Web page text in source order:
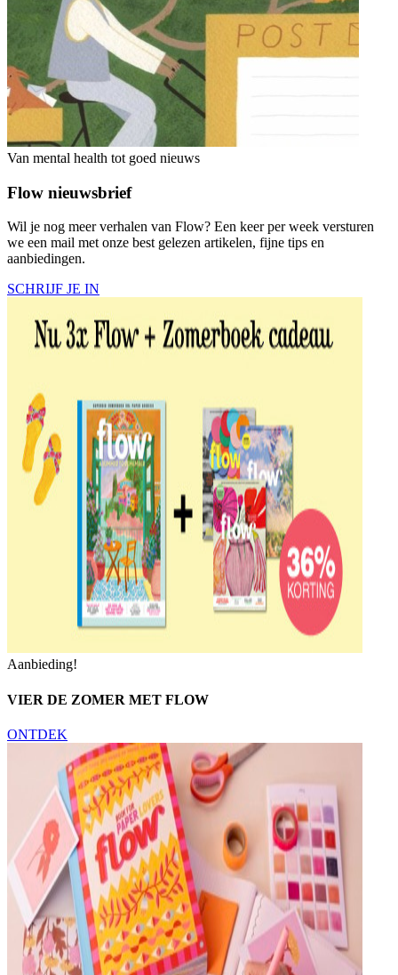
Van mental health tot goed nieuws
Flow nieuwsbrief
Wil je nog meer verhalen van Flow? Een keer per week versturen
we een mail met onze best gelezen artikelen, fijne tips en
aanbiedingen.
SCHRIJF JE IN
Aanbieding!
VIER DE ZOMER MET FLOW
ONTDEK